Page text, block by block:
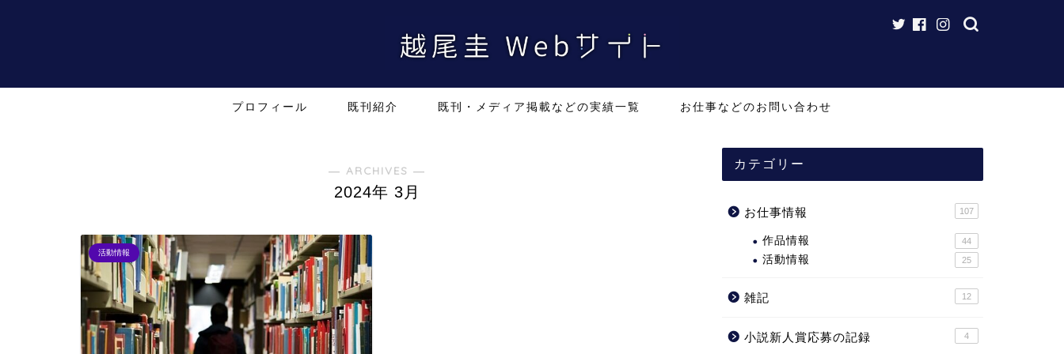
プロフィール 既刊紹介 既刊・メディア掲載などの実績一覧 お仕事などのお問い合わせ
― ARCHIVES ―
2024年 3月
活動情報
カテゴリー
お仕事情報 107
作品情報 44
活動情報 25
雑記 12
小説新人賞応募の記録 4